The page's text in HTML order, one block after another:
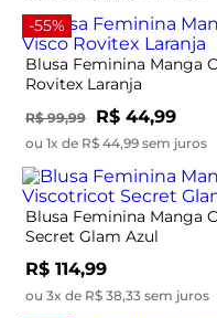
-55%
Blusa Feminina Manga
Rovitex Laranja
R$ 99,99 R$ 44,99
ou 1x de R$ 44,99 sem juros
Blusa Feminina Manga
Secret Glam Azul
R$ 114,99
ou 3x de R$ 38,33 sem juros